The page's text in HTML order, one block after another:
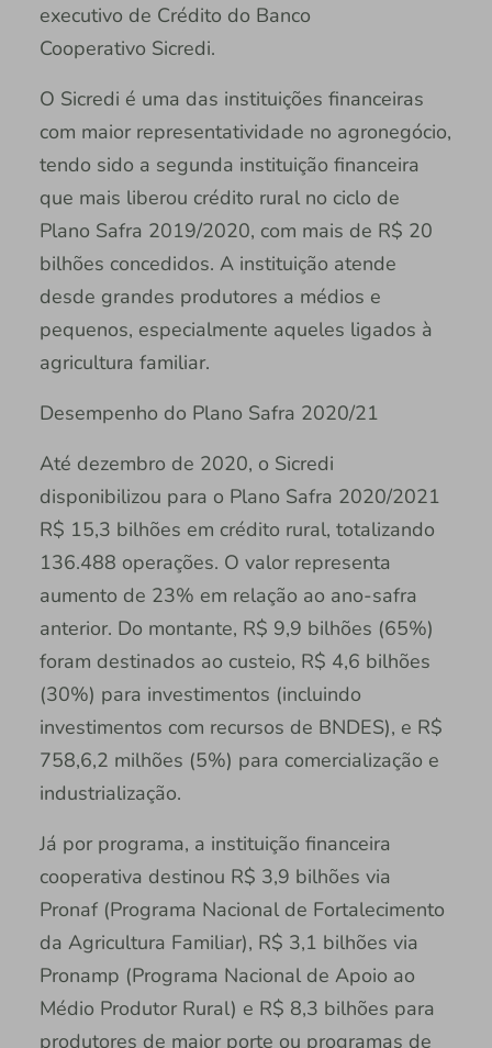
executivo de Crédito do Banco
Cooperativo Sicredi.
O Sicredi é uma das instituições financeiras
com maior representatividade no agronegócio,
tendo sido a segunda instituição financeira
que mais liberou crédito rural no ciclo de
Plano Safra 2019/2020, com mais de R$ 20
bilhões concedidos. A instituição atende
desde grandes produtores a médios e
pequenos, especialmente aqueles ligados à
agricultura familiar.
Desempenho do Plano Safra 2020/21
Até dezembro de 2020, o Sicredi
disponibilizou para o Plano Safra 2020/2021
R$ 15,3 bilhões em crédito rural, totalizando
136.488 operações. O valor representa
aumento de 23% em relação ao ano-safra
anterior. Do montante, R$ 9,9 bilhões (65%)
foram destinados ao custeio, R$ 4,6 bilhões
(30%) para investimentos (incluindo
investimentos com recursos de BNDES), e R$
758,6,2 milhões (5%) para comercialização e
industrialização.
Já por programa, a instituição financeira
cooperativa destinou R$ 3,9 bilhões via
Pronaf (Programa Nacional de Fortalecimento
da Agricultura Familiar), R$ 3,1 bilhões via
Pronamp (Programa Nacional de Apoio ao
Médio Produtor Rural) e R$ 8,3 bilhões para
produtores de maior porte ou programas de